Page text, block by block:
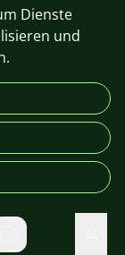
DE
For Aquarist
Dienste
und